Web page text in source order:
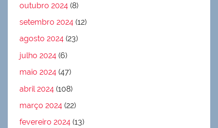
outubro 2024 (8)
setembro 2024 (12)
agosto 2024 (23)
julho 2024 (6)
maio 2024 (47)
abril 2024 (108)
março 2024 (22)
fevereiro 2024 (13)